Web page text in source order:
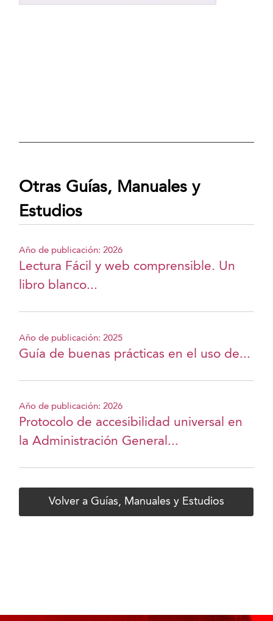
Otras Guías, Manuales y
Estudios
Año de publicación: 2026
Lectura Fácil y web comprensible. Un
libro blanco...
Año de publicación: 2025
Guía de buenas prácticas en el uso de...
Año de publicación: 2026
Protocolo de accesibilidad universal en
la Administración General...
Volver a Guías, Manuales y Estudios